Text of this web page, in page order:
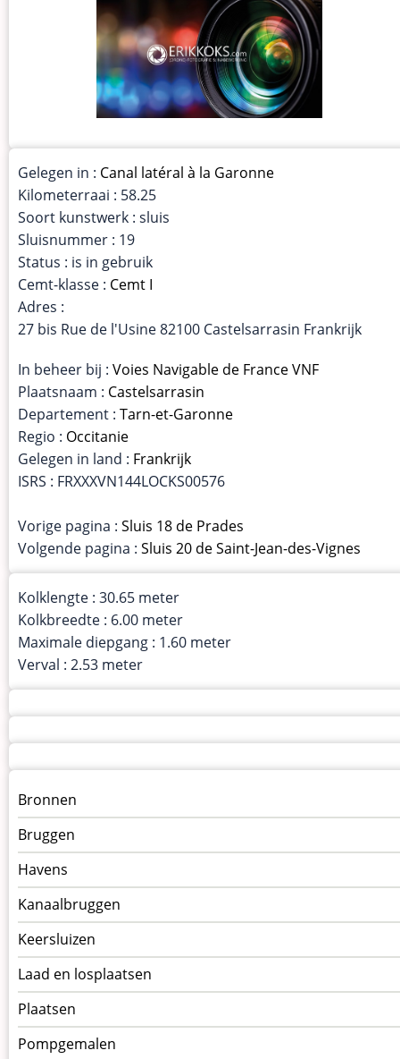
Gelegen in : Canal latéral à la Garonne
Kilometerraai : 58.25
Soort kunstwerk : sluis
Sluisnummer : 19
Status : is in gebruik
Cemt-klasse : Cemt I
Adres :
27 bis Rue de l'Usine 82100 Castelsarrasin Frankrijk
In beheer bij : Voies Navigable de France VNF
Plaatsnaam : Castelsarrasin
Departement : Tarn-et-Garonne
Regio : Occitanie
Gelegen in land : Frankrijk
ISRS : FRXXXVN144LOCKS00576
Vorige pagina : Sluis 18 de Prades
Volgende pagina : Sluis 20 de Saint-Jean-des-Vignes
Kolklengte : 30.65 meter
Kolkbreedte : 6.00 meter
Maximale diepgang : 1.60 meter
Verval : 2.53 meter
Menu
kunstwerken
op
kunstwerkpagina
Bronnen
Bruggen
Havens
Kanaalbruggen
Keersluizen
Laad en losplaatsen
Plaatsen
Pompgemalen